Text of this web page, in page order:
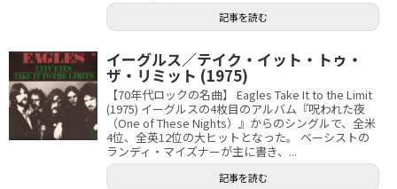
記事を読む
イーグルス／テイク・イット・トゥ・
ザ・リミット (1975)
【70年代ロックの名曲】 Eagles Take It to the Limit
(1975) イーグルスの4枚目のアルバム『呪われた夜
（One of These Nights）』からのシングルで、全米
4位、全英12位の大ヒットとなった。 ベーシストの
ランディ・マイズナーが主に書き、...
記事を読む